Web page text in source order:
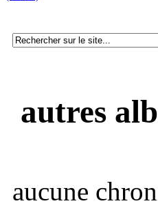
autres
aucune